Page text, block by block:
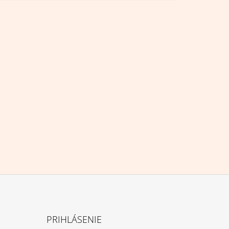
PRIHLÁSENIE